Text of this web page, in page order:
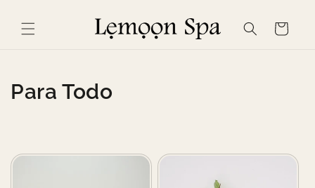
content
Cart
C
Para Todo